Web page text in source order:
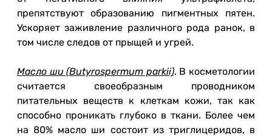
препятствуют образованию пигментных пятен.
Ускоряет заживление различного рода ранок, в
том числе следов от прыщей и угрей.
Масло ши (Butyrospermum parkii). В косметологии
считается своеобразным проводником
питательных веществ к клеткам кожи, так как
способно проникать глубоко в ткани. Более чем
на 80% масло ши состоит из триглицеридов, в